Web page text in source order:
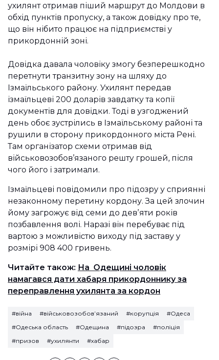
ухилянт отримав піший маршрут до Молдови в
обхід пунктів пропуску, а також довідку про те,
що він нібито працює на підприємстві у
прикордонній зоні.
Довідка давала чоловіку змогу безперешкодно
перетнути транзитну зону на шляху до
Ізмаїльського району. Ухилянт передав
ізмаїльцеві 200 доларів завдатку та копії
документів для довідки. Тоді в узгоджений
день обоє зустрілись в Ізмаїльському районі та
рушили в сторону прикордонного міста Рені.
Там організатор схеми отримав від
військовозобов’язаного решту грошей, після
чого його і затримали.
Ізмаїльцеві повідомили про підозру у сприянні
незаконному перетину кордону. За цей злочин
йому загрожує від семи до девʼяти років
позбавлення волі. Наразі він перебуває під
вартою з можливістю виходу під заставу у
розмірі 908 400 гривень.
Читайте також: На Одещині чоловік
намагався дати хабаря прикордоннику за
переправлення ухилянта за кордон
#війна #військовозобов’язаний #корупція
#Одеса
#Одеська область
#Одещина #підозра
#поліція
#призов
#ухилянти #хабар